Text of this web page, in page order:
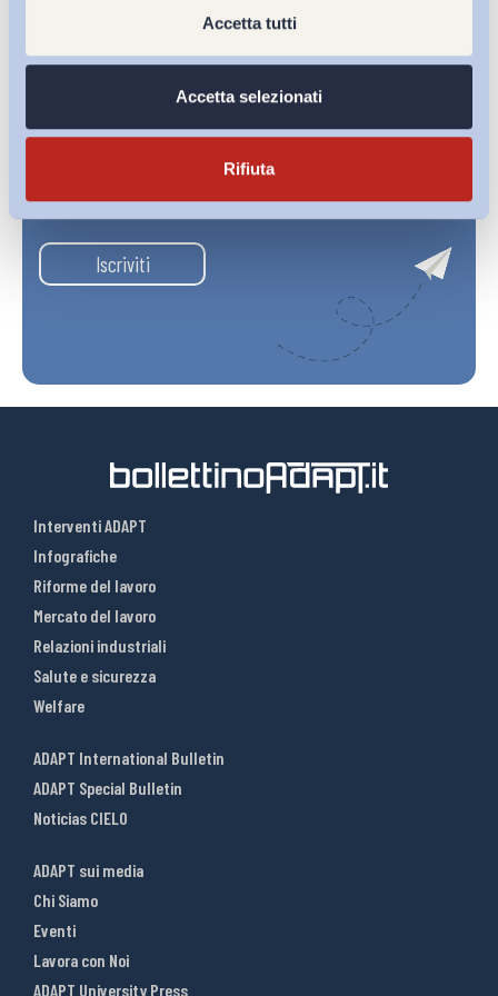
Accetta tutti
Accetta selezionati
Rifiuta
Ho letto e Accetto il trattamento dei dati personali descritti
sulla pagina dellaPrivacy Policy
Iscriviti
Interventi ADAPT
Infografiche
Riforme del lavoro
Mercato del lavoro
Relazioni industriali
Salute e sicurezza
Welfare
ADAPT International Bulletin
ADAPT Special Bulletin
Noticias CIELO
ADAPT sui media
Chi Siamo
Eventi
Lavora con Noi
ADAPT University Press